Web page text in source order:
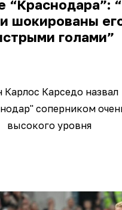
“Краснодара”:
шокированы
голами”
Карлос Карседо назвал
соперником
высокого уровня